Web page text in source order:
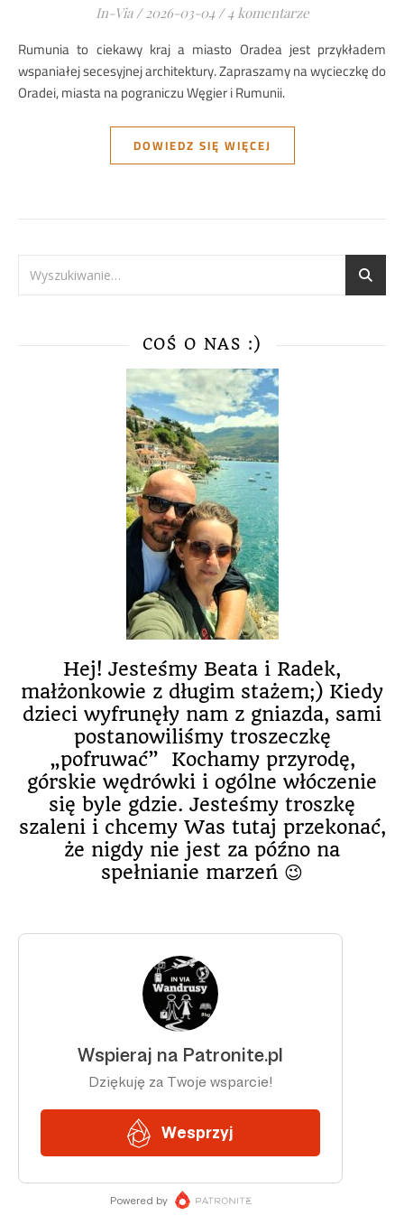
In-Via / 2026-03-04 / 4 komentarze
Rumunia to ciekawy kraj a miasto Oradea jest przykładem
wspaniałej secesyjnej architektury. Zapraszamy na wycieczkę do
Oradei, miasta na pograniczu Węgier i Rumunii.
DOWIEDZ SIĘ WIĘCEJ
COŚ O NAS :)
Hej! Jesteśmy Beata i Radek,
małżonkowie z długim stażem;) Kiedy
dzieci wyfrunęły nam z gniazda, sami
postanowiliśmy troszeczkę
„pofruwać” Kochamy przyrodę,
górskie wędrówki i ogólne włóczenie
się byle gdzie. Jesteśmy troszkę
szaleni i chcemy Was tutaj przekonać,
że nigdy nie jest za późno na
spełnianie marzeń 😉